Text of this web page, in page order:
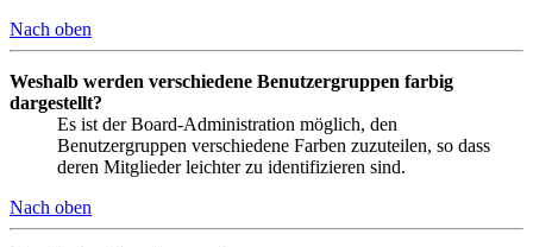
Nach oben
Weshalb werden verschiedene Benutzergruppen farbig
dargestellt?
Es ist der Board-Administration möglich, den
Benutzergruppen verschiedene Farben zuzuteilen, so dass
deren Mitglieder leichter zu identifizieren sind.
Nach oben